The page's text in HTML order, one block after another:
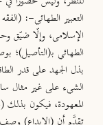
التعبير الطهائي-:
الإسلامي، وإلّا ضيّق
الطهائي بـ(التأصيل)؛
بذل الجهد على قدر
الشيء على غير مثال
المعهودة، فيكون